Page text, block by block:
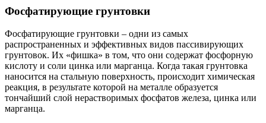
Фосфатирующие грунтовки
Фосфатирующие грунтовки – одни из самых
распространенных и эффективных видов пассивирующих
грунтовок. Их «фишка» в том, что они содержат фосфорную
кислоту и соли цинка или марганца. Когда такая грунтовка
наносится на стальную поверхность, происходит химическая
реакция, в результате которой на металле образуется
тончайший слой нерастворимых фосфатов железа, цинка или
марганца.